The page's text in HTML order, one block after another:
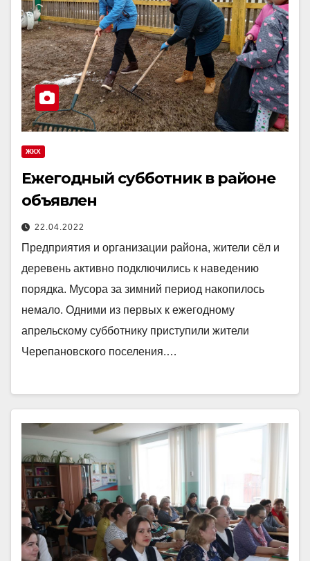
ЖКХ
Ежегодный субботник в районе
объявлен
22.04.2022
Предприятия и организации района, жители сёл и
деревень активно подключились к наведению
порядка. Мусора за зимний период накопилось
немало. Одними из первых к ежегодному
апрельскому субботнику приступили жители
Черепановского поселения.…